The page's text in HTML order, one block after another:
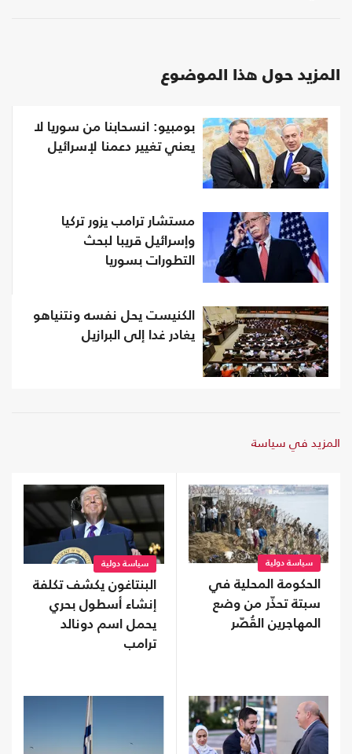
المزيد حول هذا الموضوع
بومبيو: انسحابنا من سوريا لا
يعني تغيير دعمنا لإسرائيل
مستشار ترامب يزور تركيا
وإسرائيل قريبا لبحث
التطورات بسوريا
الكنيست يحل نفسه ونتنياهو
يغادر غدا إلى البرازيل
المزيد في سياسة
سياسة دولية
الحكومة المحلية في
سبتة تحذّر من وضع
المهاجرين القُصّر
سياسة دولية
البنتاغون يكشف تكلفة
إنشاء أسطول بحري
يحمل اسم دونالد
ترامب